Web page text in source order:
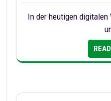
In der heutigen